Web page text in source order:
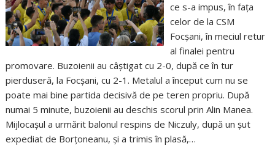
ce s-a impus, în fața
celor de la CSM
Focșani, în meciul retur
al finalei pentru
promovare. Buzoienii au câștigat cu 2-0, după ce în tur
pierduseră, la Focșani, cu 2-1. Metalul a început cum nu se
poate mai bine partida decisivă de pe teren propriu. După
numai 5 minute, buzoienii au deschis scorul prin Alin Manea.
Mijlocașul a urmărit balonul respins de Niczuly, după un șut
expediat de Borțoneanu, și a trimis în plasă,…